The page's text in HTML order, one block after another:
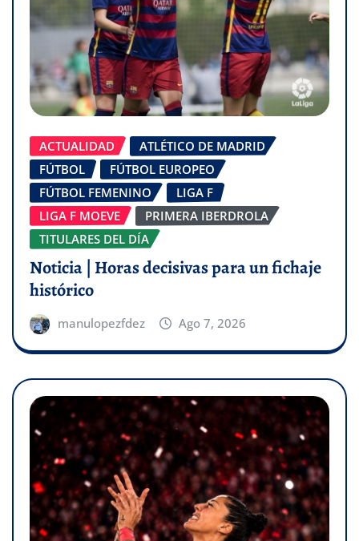
ACTUALIDAD
ATLÉTICO DE MADRID
FÚTBOL
FÚTBOL EUROPEO
FÚTBOL FEMENINO
LIGA F
LIGA F MOEVE
PRIMERA IBERDROLA
TITULARES DEL DÍA
Noticia | Horas decisivas para un fichaje
histórico
manulopezfdez Ago 7, 2026